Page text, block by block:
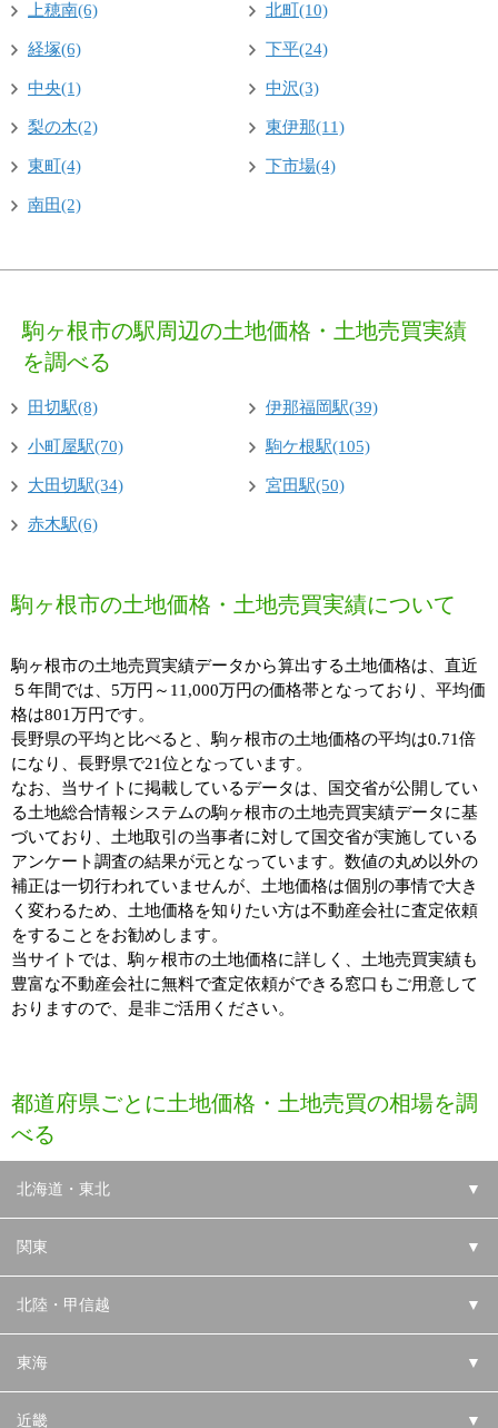
上穂南(6) 北町(10)
経塚(6) 下平(24)
中央(1) 中沢(3)
梨の木(2) 東伊那(11)
東町(4) 下市場(4)
南田(2)
駒ヶ根市の駅周辺の土地価格・土地売買実績
を調べる
田切駅(8) 伊那福岡駅(39)
小町屋駅(70) 駒ケ根駅(105)
大田切駅(34) 宮田駅(50)
赤木駅(6)
駒ヶ根市の土地価格・土地売買実績について
駒ヶ根市の土地売買実績データから算出する土地価格は、直近
５年間では、5万円～11,000万円の価格帯となっており、平均価
格は801万円です。
長野県の平均と比べると、駒ヶ根市の土地価格の平均は0.71倍
になり、長野県で21位となっています。
なお、当サイトに掲載しているデータは、国交省が公開してい
る土地総合情報システムの駒ヶ根市の土地売買実績データに基
づいており、土地取引の当事者に対して国交省が実施している
アンケート調査の結果が元となっています。数値の丸め以外の
補正は一切行われていませんが、土地価格は個別の事情で大き
く変わるため、土地価格を知りたい方は不動産会社に査定依頼
をすることをお勧めします。
当サイトでは、駒ヶ根市の土地価格に詳しく、土地売買実績も
豊富な不動産会社に無料で査定依頼ができる窓口もご用意して
おりますので、是非ご活用ください。
都道府県ごとに土地価格・土地売買の相場を調
べる
北海道・東北 ▼
関東 ▼
北陸・甲信越 ▼
東海 ▼
近畿 ▼